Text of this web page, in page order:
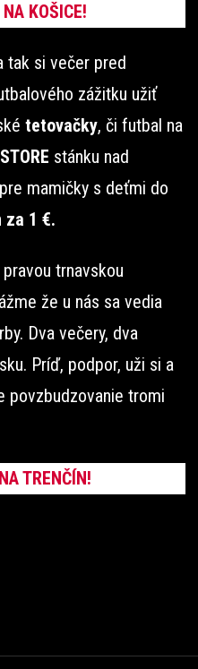
KOŠICE!
tak si večer pred
zážitku užiť
tetovačky, či futbal na
stánku nad
mamičky s deťmi do
za 1 €.
trnavskou
že u nás sa vedia
Dva večery, dva
Príď, podpor, uži si a
povzbudzovanie tromi
TRENČÍN!